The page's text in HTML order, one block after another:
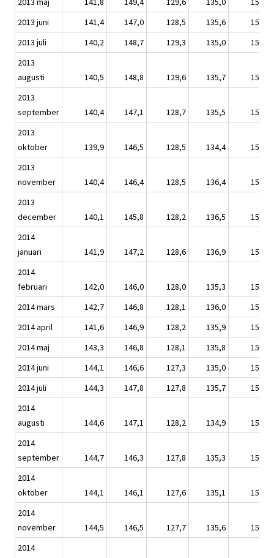
2013 juni
141,4 147,0 128,5 135,6
152,2
2013 juli
140,2 148,7 129,3 135,0
150,9
2013
augusti
140,5 148,8 129,6 135,7
151,2
2013
september
140,4 147,1 128,7 135,5
151,1
2013
oktober
139,9 146,5 128,5 134,4
150,5
2013
november
140,4 146,4 128,5 136,4
151,1
2013
december
140,1 145,8 128,2 136,5
150,8
2014
januari
141,9 147,2 128,6 136,9
152,8
2014
februari
142,0 146,0 128,0 135,3
152,9
2014 mars
142,7 146,8 128,1 136,0
153,6
2014 april
141,6 146,9 128,2 135,9
152,4
2014 maj
143,3 146,8 128,1 135,8
154,3
2014 juni
144,1 146,6 127,3 135,0
155,1
2014 juli
144,3 147,8 127,8 135,7
155,3
2014
augusti
144,6 147,1 128,2 134,9
155,7
2014
september
144,7 146,3 127,8 135,3
155,8
2014
oktober
144,1 146,1 127,6 135,1
155,2
2014
november
144,5 146,5 127,7 135,6
155,5
2014